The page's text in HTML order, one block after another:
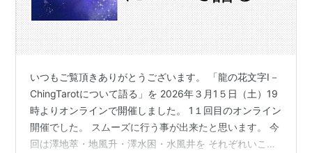
いつもご覧頂きありがとうございます。 「龍の花文字I－
ChingTarotについて語る」を 2026年３月1５日（土）19
時よりオンラインで開催しました。 1１回目のオンライン
開催でした。 スムーズに行う事が出来たと思います。 今
回は澤地萃・地風升・澤水困・水風井を それぞれいこ先